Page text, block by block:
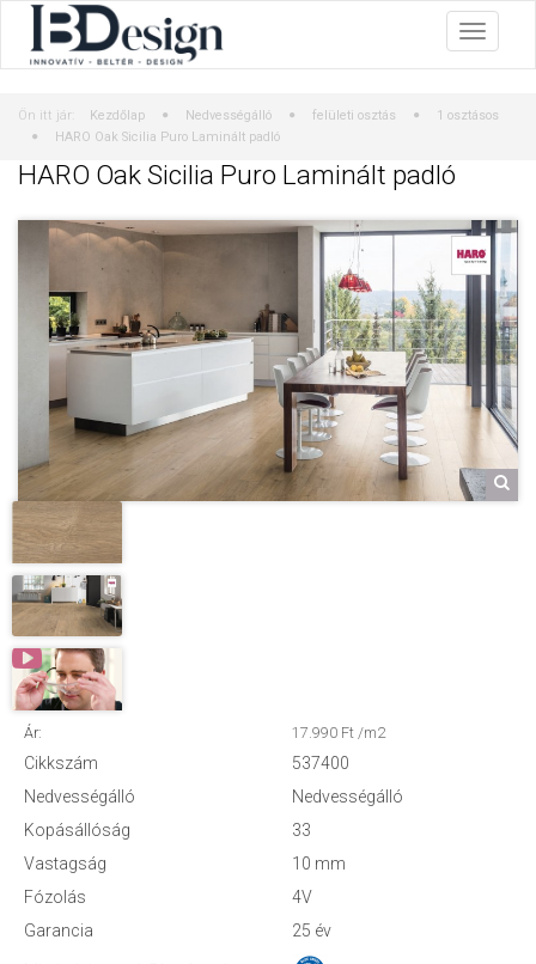
Ön itt jár: Kezdőlap Nedvességálló felületi osztás
1 osztásos
HARO Oak Sicilia Puro Laminált padló
HARO Oak Sicilia Puro Laminált padló
Ár: 17.990 Ft /m2
Cikkszám
537400
Nedvességálló
Nedvességálló
Kopásállóság
33
Vastagság
10 mm
Fózolás
4V
Garancia
25 év